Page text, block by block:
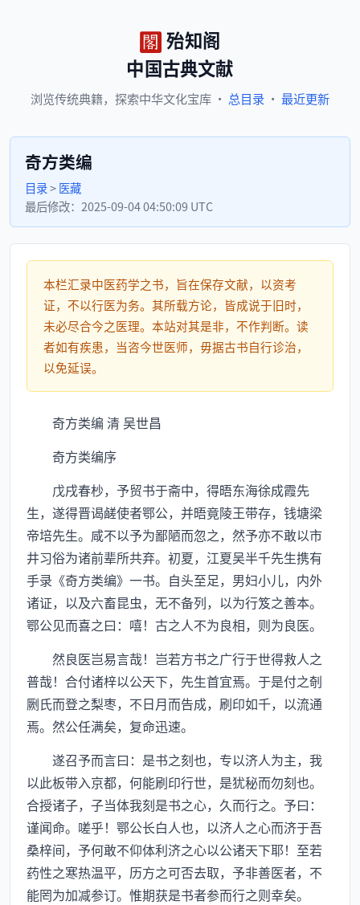
殆知阁
中国古典文献
浏览传统典籍， 探索中华文化宝库 · 总目录 · 最近更新
奇方类编
目录>医藏
最后修改： 2025-09-04 04:50:09 UTC
本栏汇录中医药学之书，旨在保存文献，以资考
证，不以行医为务。其所载方论，皆成说于旧时，
未必尽合今之医理。本站对其是非，不作判断。读
者如有疾患，当咨今世医师，毋据古书自行诊治，
以免延误。
奇方类编 清 吴世昌
奇方类编序
戊戌春杪，予贸书于斋中，得晤东海徐成霞先
生，遂得晋谒鹾使者鄂公，并晤竟陵王带存，钱塘梁
帝培先生。咸不以予为鄙陋而忽之，然予亦不敢以市
井习俗为诸前辈所共弃。初夏，江夏吴半千先生携有
手录《奇方类编》一书。自头至足，男妇小儿，内外
诸证，以及六畜昆虫，无不备列，以为行笈之善本。
鄂公见而喜之曰：嘻！古之人不为良相，则为良医。
然良医岂易言哉！岂若方书之广行于世得救人之
普哉！合付诸梓以公天下，先生首宜焉。于是付之剞
劂氏而登之梨枣，不日月而告成，刷印如千，以流通
焉。然公任满矣，复命迅速。
遂召予而言曰：是书之刻也，专以济人为主，我
以此板带入京都，何能刷印行世，是犹秘而勿刻也。
合授诸子，子当体我刻是书之心，久而行之。予曰：
谨闻命。嗟乎！鄂公长白人也，以济人之心而济于吾
桑梓间，予何敢不仰体利济之心以公诸天下耶！至若
药性之寒热温平，历方之可否去取，予非善医者，不
能罔为加减参订。惟期获是书者参而行之则幸矣。